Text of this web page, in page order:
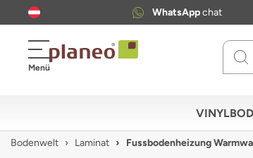
WhatsAppchat
Menü
Use
to
Bodenwelt Laminat Fussbodenheizung